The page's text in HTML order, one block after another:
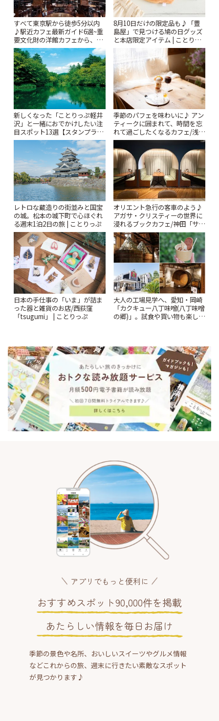
すべて東京駅から徒歩5分以内
♪駅近カフェ最新ガイド6選~重
要文化財の洋館カフェから、改
札すぐのレトロ喫茶まで~ | こと
りっぷ
8月10日だけの限定品も♪「豊
島屋」で見つける鳩の日グッズ
と本店限定アイテム | ことりっ
ぷ
新しくなった「ことりっぷ軽井
沢」と一緒におでかけしたい注
目スポット13選【スタンプラリ
ー開催中】 | ことりっぷ
季節のパフェを味わいに♪ アン
ティークに囲まれて、時間を忘
れて過ごしたくなるカフェ/浅草
「annorum cafe」 | ことりっぷ
レトロな蔵造りの街並みと国宝
の城。松本の城下町で心ほぐれ
る週末1泊2日の旅 | ことりっぷ
オリエント急行の客車のよう♪
アガサ・クリスティーの世界に
浸れるブックカフェ/神田「サロ
ンクリスティ」 | ことりっぷ
日本の手仕事の「いま」が詰ま
った器と雑貨のお店/西荻窪
「tsugumi」 | ことりっぷ
大人の工場見学へ、愛知・岡崎
「カクキュー八丁味噌(八丁味噌
の郷)」。試食や買い物も楽しみ
アプリでもっと便利に
おすすめスポット90,000件を掲載
あたらしい情報を毎日お届け
季節の景色や名所、おいしいスイーツやグルメ情報
などこれからの旅、週末に行きたい素敵なスポット
が見つかります♪